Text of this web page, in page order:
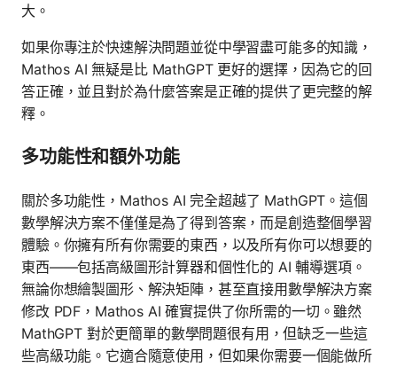
大。
如果你專注於快速解決問題並從中學習盡可能多的知識，
Mathos AI 無疑是比 MathGPT 更好的選擇，因為它的回
答正確，並且對於為什麼答案是正確的提供了更完整的解
釋。
多功能性和額外功能
關於多功能性，Mathos AI 完全超越了 MathGPT。這個
數學解決方案不僅僅是為了得到答案，而是創造整個學習
體驗。你擁有所有你需要的東西，以及所有你可以想要的
東西——包括高級圖形計算器和個性化的 AI 輔導選項。
無論你想繪製圖形、解決矩陣，甚至直接用數學解決方案
修改 PDF，Mathos AI 確實提供了你所需的一切。雖然
MathGPT 對於更簡單的數學問題很有用，但缺乏一些這
些高級功能。它適合隨意使用，但如果你需要一個能做所